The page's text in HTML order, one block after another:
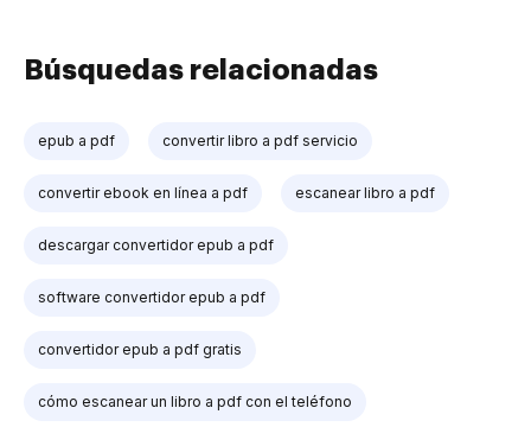
Búsquedas relacionadas
epub a pdf convertir libro a pdf servicio
convertir ebook en línea a pdf escanear libro a pdf
descargar convertidor epub a pdf
software convertidor epub a pdf
convertidor epub a pdf gratis
cómo escanear un libro a pdf con el teléfono